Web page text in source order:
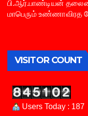
பி.ஆர்.பாண்டியன்
மாபெரும் உண்ணாவிரத
VISITOR COUNT
Users Today : 187